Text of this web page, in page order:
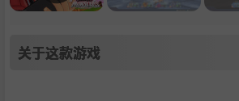
关于这款游戏